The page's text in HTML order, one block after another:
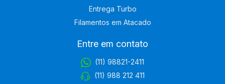
Entrega Turbo
Filamentos em Atacado
Entre em contato
(11) 98821-2411
(11) 988 212 411